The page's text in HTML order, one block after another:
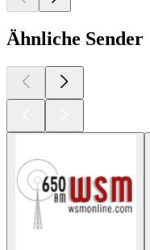
Ähnliche Sender